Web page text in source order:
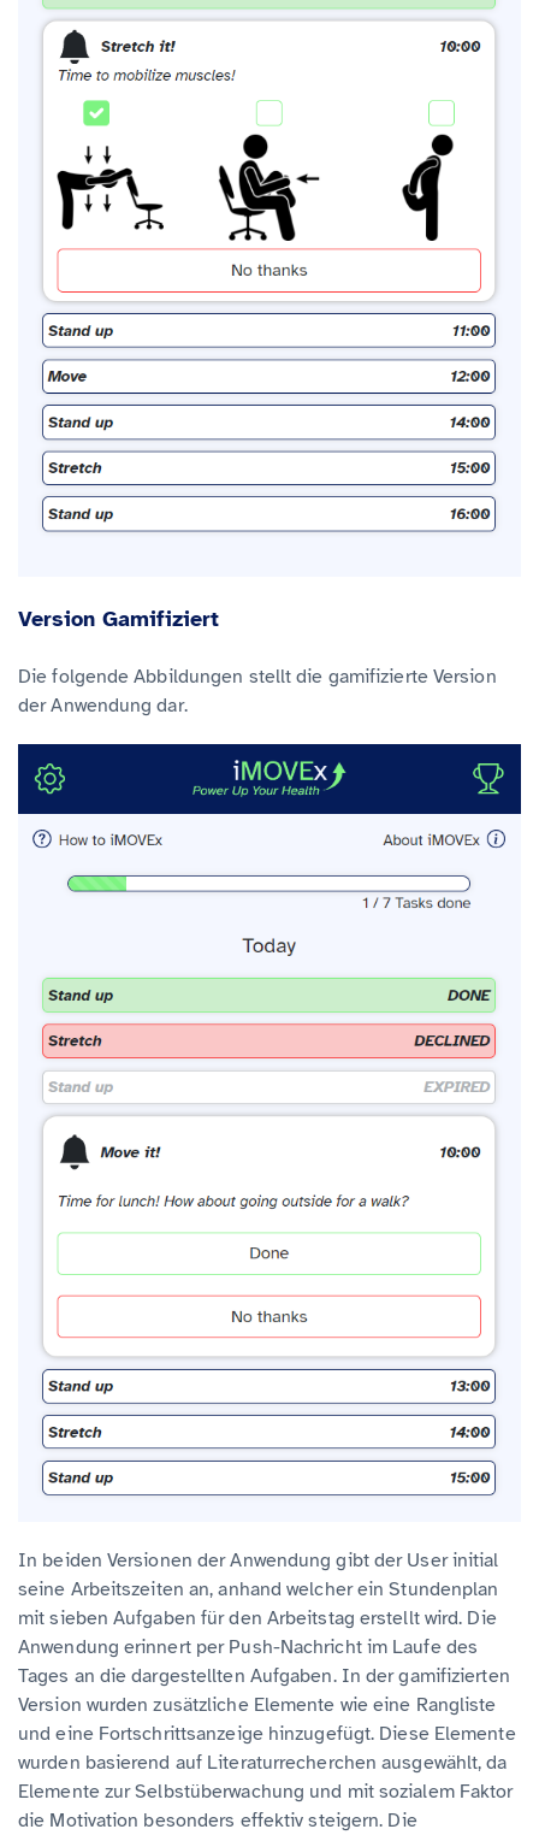
Version Gamifiziert
Die folgende Abbildungen stellt die gamifizierte Version
der Anwendung dar.
In beiden Versionen der Anwendung gibt der User initial
seine Arbeitszeiten an, anhand welcher ein Stundenplan
mit sieben Aufgaben für den Arbeitstag erstellt wird. Die
Anwendung erinnert per Push-Nachricht im Laufe des
Tages an die dargestellten Aufgaben. In der gamifizierten
Version wurden zusätzliche Elemente wie eine Rangliste
und eine Fortschrittsanzeige hinzugefügt. Diese Elemente
wurden basierend auf Literaturrecherchen ausgewählt, da
Elemente zur Selbstüberwachung und mit sozialem Faktor
die Motivation besonders effektiv steigern. Die